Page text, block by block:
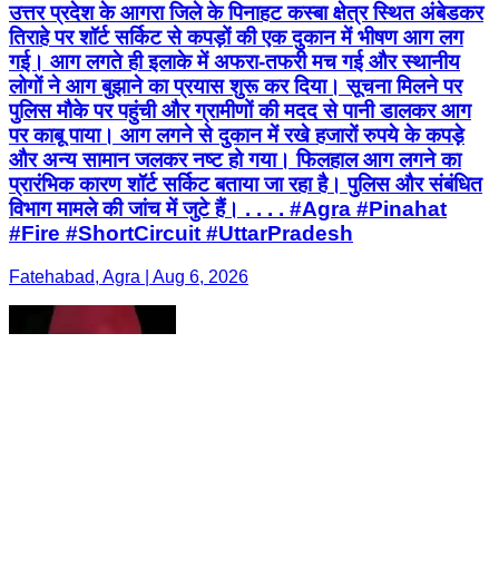
उत्तर प्रदेश के आगरा जिले के पिनाहट कस्बा क्षेत्र स्थित अंबेडकर
तिराहे पर शॉर्ट सर्किट से कपड़ों की एक दुकान में भीषण आग लग
गई। आग लगते ही इलाके में अफरा-तफरी मच गई और स्थानीय
लोगों ने आग बुझाने का प्रयास शुरू कर दिया। सूचना मिलने पर
पुलिस मौके पर पहुंची और ग्रामीणों की मदद से पानी डालकर आग
पर काबू पाया। आग लगने से दुकान में रखे हजारों रुपये के कपड़े
और अन्य सामान जलकर नष्ट हो गया। फिलहाल आग लगने का
प्रारंभिक कारण शॉर्ट सर्किट बताया जा रहा है। पुलिस और संबंधित
विभाग मामले की जांच में जुटे हैं। . . . . #Agra #Pinahat
#Fire #ShortCircuit #UttarPradesh
Fatehabad, Agra | Aug 6, 2026